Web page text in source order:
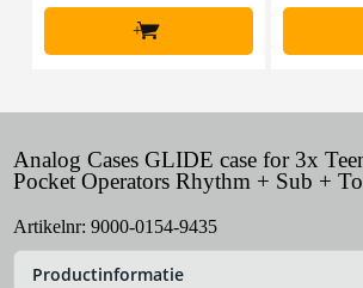
+
Analog Cases GLIDE case for 3x
Pocket Operators Rhythm + Sub +
Artikelnr: 9000-0154-9435
Productinformatie